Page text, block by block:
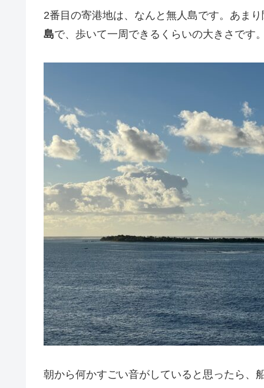
2番目の寄港地は、なんと無人島です。あま
島で、歩いて一周できるくらいの大きさです
朝から何かすごい音がしていると思ったら、